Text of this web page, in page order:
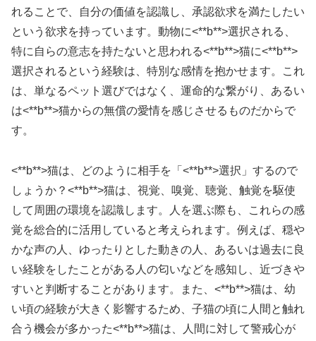
れることで、自分の価値を認識し、承認欲求を満たしたい
という欲求を持っています。動物に<**b**>選択される、
特に自らの意志を持たないと思われる<**b**>猫に<**b**>
選択されるという経験は、特別な感情を抱かせます。これ
は、単なるペット選びではなく、運命的な繋がり、あるい
は<**b**>猫からの無償の愛情を感じさせるものだからで
す。
<**b**>猫は、どのように相手を「<**b**>選択 」するので
しょうか？<**b**>猫は、視覚、嗅覚、聴覚、触覚を駆使
して周囲の環境を認識します。人を選ぶ際も、これらの感
覚を総合的に活用していると考えられます。例えば、穏や
かな声の人、ゆったりとした動きの人、あるいは過去に良
い経験をしたことがある人の匂いなどを感知し、近づきや
すいと判断することがあります。また、<**b**>猫は、幼
い頃の経験が大きく影響するため、子猫の頃に人間と触れ
合う機会が多かった<**b**>猫は、人間に対して警戒心が